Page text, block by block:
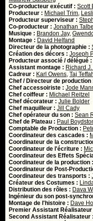
Co-producteur exécutif :Scott
Producteur : Michael Trim,
Producteur superviseur :
Co-producteur :Jonathan
Musique : Brandon Jay,
Montage : David Helfand
Directeur de la photographie :
Création des décors :Joseph
Producteur associé / délégué :
Assistant montage : Richard
Cadreur : Karl Owens,Taj
Chef / Directeur de production
Chef accessoiriste :Jode
Chef coiffeur : Michael Reitzel
Chef décorateur :Julie Bolder
Chef maquilleur :Jill Cady
Chef opérateur du son :Sean
Chef de Plateau : Paul
Comptable de Production :
Coordinateur des cascades :
Coordinateur de la
Coordinateur de l'écriture :
Coordinateur des Effets
Coordinateur de la production :
Coordinateur de Post-
Coordinateur des transports :
Créateur des Costumes :
Distribution des rôles : Dava
Ingénieur du son post-
Montage de l'histoire : Dave
Premier Assistant Réalisateur
Second Assistant Réalisateur